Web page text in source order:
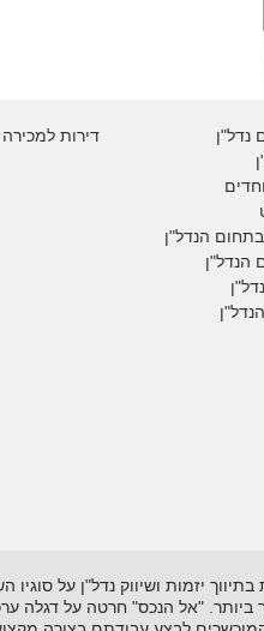
דירות למכירה
נדל"ן
הנדל"ן
הנדל"ן
ביותר. "אל הנכס" חרטה על דגלה